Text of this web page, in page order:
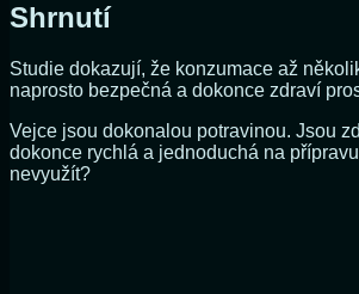
Shrnutí
Studie dokazují, že konzumace až
naprosto bezpečná a dokonce zdraví
Vejce jsou dokonalou potravinou. Jsou
dokonce rychlá a jednoduchá na
nevyužít?